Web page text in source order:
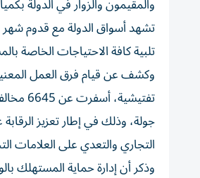
تشهد أسواق الدولة مع قدوم
تلبية كافة الاحتياجات الخاصة
جولة، وذلك في إطار تعزيز
التجاري والتعدي على العلامات